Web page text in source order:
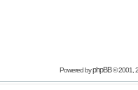
Powered byphpBB© 2001,